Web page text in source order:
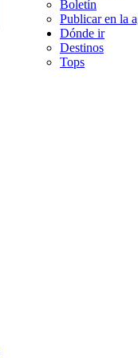
Boletín
Publicar en la
Dónde ir
Destinos
Tops